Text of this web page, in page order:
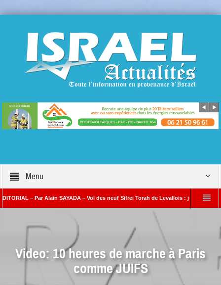
Menu
– Par Alain SAYADA – Vol des neuf Sifrei Torah de Levallois : jusqu’à quand le
Benjamin Netanyahou à l’Iran : « Si vous nous attaquez, notre
Video: 10 heures de marche à Paris
comme JUIFS